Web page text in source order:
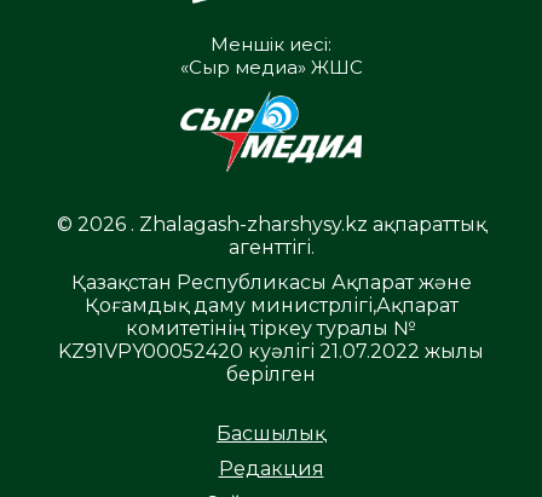
Меншік иесі:
«Сыр медиа» ЖШС
© 2026 . Zhalagash-zharshysy.kz ақпараттық
агенттігі.
Қазақстан Республикасы Ақпарат және
Қоғамдық даму министрлігі,Ақпарат
комитетінің тіркеу туралы №
KZ91VPY00052420 куәлігі 21.07.2022 жылы
берілген
Басшылық
Редакция